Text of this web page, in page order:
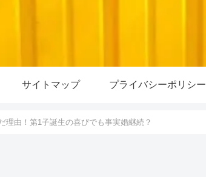
サイトマップ プライバシーポリシー
理由！第1子誕生の喜びでも事実婚継続？